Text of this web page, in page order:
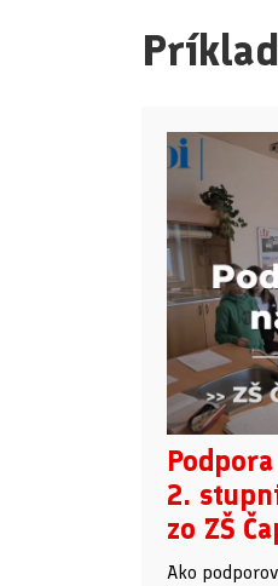
2.
zo ZŠ
Ako